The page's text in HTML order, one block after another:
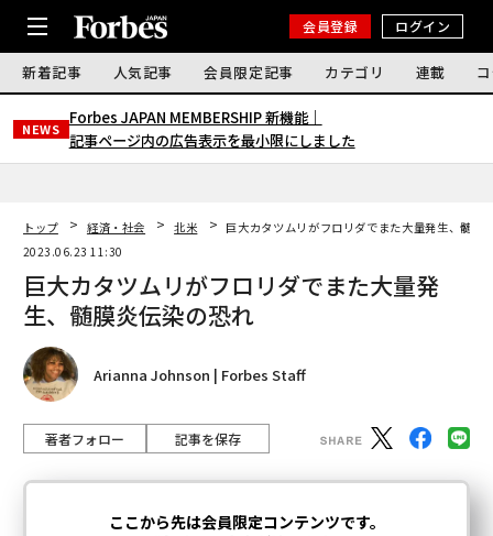
会員登録 ログイン
新着記事 人気記事 会員限定記事 カテゴリ 連載
NEWS
Forbes JAPAN MEMBERSHIP 新機能｜
記事ページ内の広告表示を最小限にしました
トップ 経済・社会 北米
巨大カタツムリがフロリダでまた大量発生、髄膜
2023.06.23 11:30
巨大カタツムリがフロリダでまた大量発
生、髄膜炎伝染の恐れ
Arianna Johnson | Forbes Staff
著者フォロー 記事を保存